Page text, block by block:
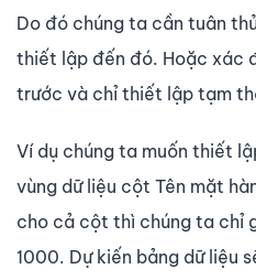
Do đó chúng ta cần tuân
thiết lập đến đó. Hoặc xác
trước và chỉ thiết lập tạm
Ví dụ chúng ta muốn thiết
vùng dữ liệu cột Tên mặt
cho cả cột thì chúng ta chỉ
1000. Dự kiến bảng dữ liệu